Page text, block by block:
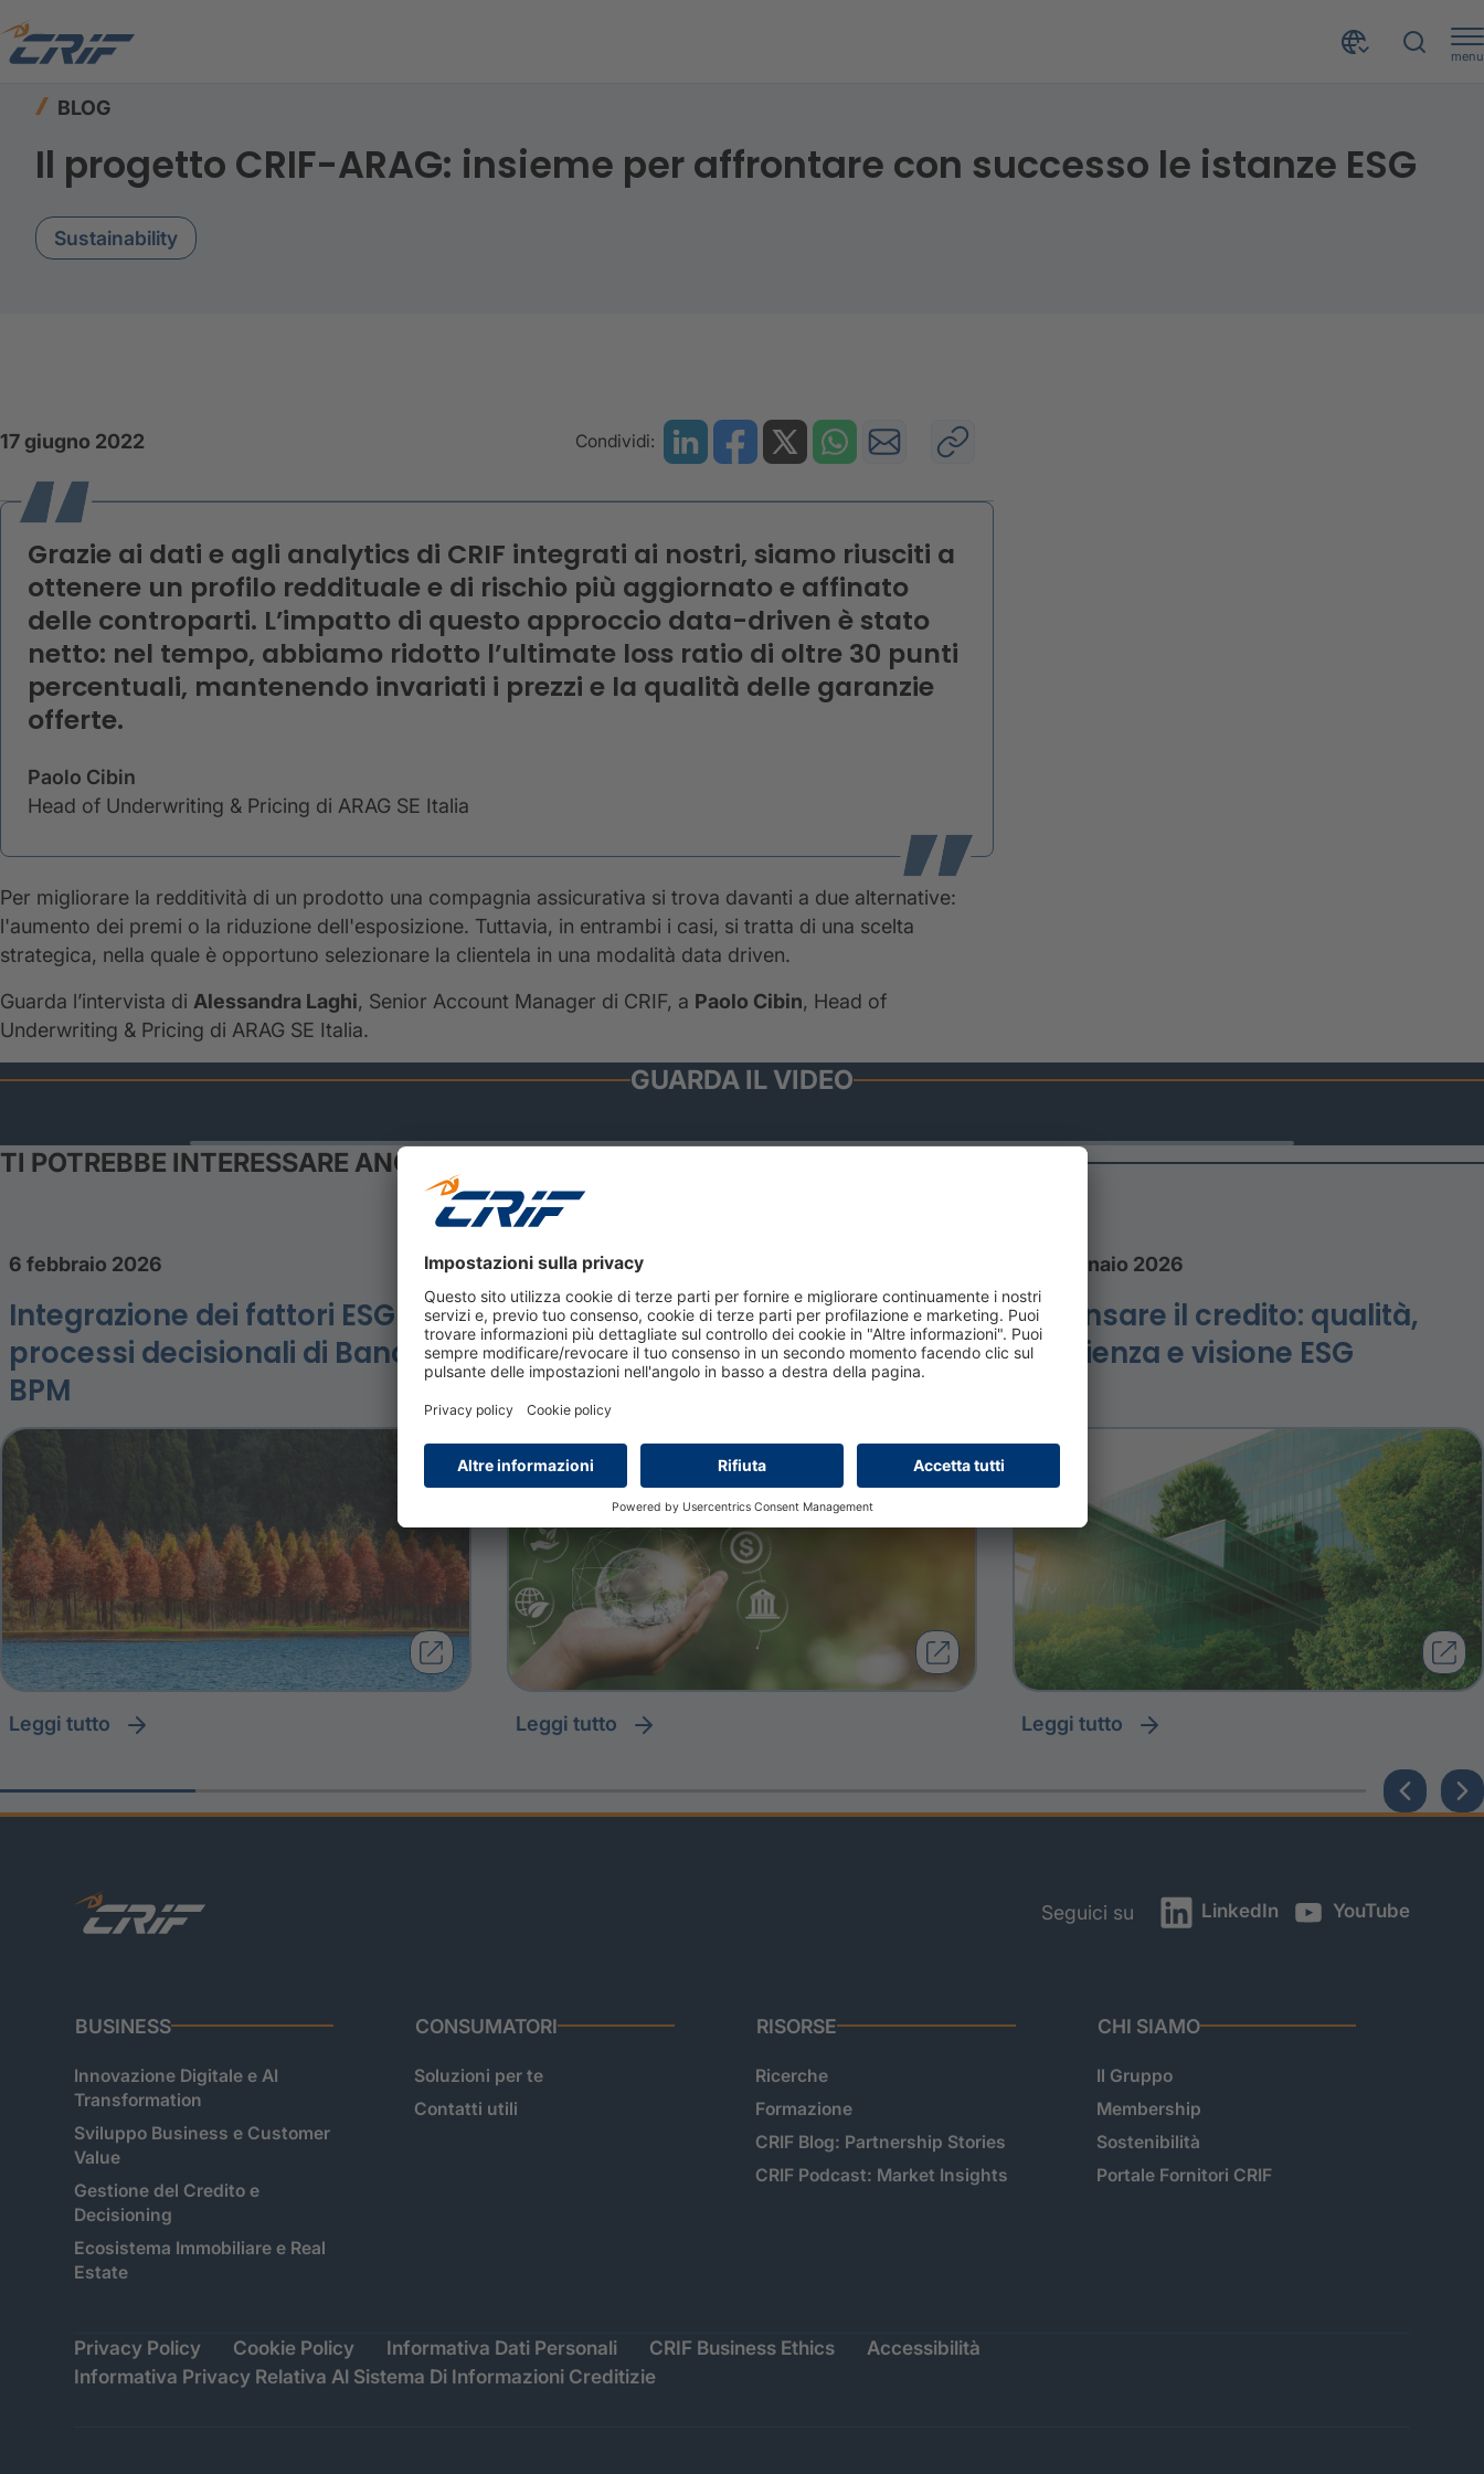
menu
Home
BLOG
Il progetto CRIF-ARAG: insieme per affrontare con successo le istanze ESG
Sustainability
17 giugno 2022 Condividi:
Grazie ai dati e agli analytics di CRIF integrati ai nostri, siamo riusciti a
ottenere un profilo reddituale e di rischio più aggiornato e affinato
delle controparti. L’impatto di questo approccio data-driven è stato
netto: nel tempo, abbiamo ridotto l’ultimate loss ratio di oltre 30 punti
percentuali, mantenendo invariati i prezzi e la qualità delle garanzie
offerte.
Paolo Cibin
Head of Underwriting & Pricing di ARAG SE Italia
Per migliorare la redditività di un prodotto una compagnia assicurativa si trova davanti a due alternative:
l'aumento dei premi o la riduzione dell'esposizione. Tuttavia, in entrambi i casi, si tratta di una scelta
strategica, nella quale è opportuno selezionare la clientela in una modalità data driven.
Guarda l’intervista di Alessandra Laghi, Senior Account Manager di CRIF, a Paolo Cibin, Head of
Underwriting & Pricing di ARAG SE Italia.
GUARDA IL VIDEO
TI POTREBBE INTERESSARE ANCHE
6 febbraio 2026
Integrazione dei fattori ESG nei
processi decisionali di Banco
BPM
leggi tutto
2 febbraio 2026
Governance ESG: impatti e
prospettive future
leggi tutto
23 gennaio 2026
Ripensare il credito: qualità,
efficienza e visione ESG
leggi tutto
Seguici su LinkedIn YouTube
BUSINESS
Innovazione Digitale e AI
Transformation
Sviluppo Business e Customer
Value
Gestione del Credito e
Decisioning
Ecosistema Immobiliare e Real
Estate
CONSUMATORI
Soluzioni per te
Contatti utili
RISORSE
Ricerche
Formazione
CRIF Blog: Partnership Stories
CRIF Podcast: Market Insights
CHI SIAMO
Il Gruppo
Membership
Sostenibilità
Portale Fornitori CRIF
Privacy Policy Cookie Policy Informativa Dati Personali CRIF Business Ethics
Accessibilità
Informativa Privacy Relativa Al Sistema Di Informazioni Creditizie